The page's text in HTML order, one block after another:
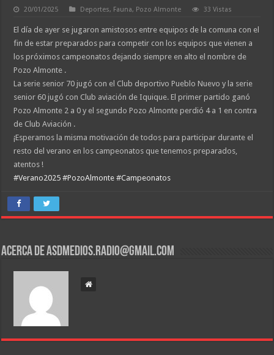
20/01/2025 Deportes, Fauna, Pozo Almonte 33 Vistas
El día de ayer se jugaron amistosos entre equipos de la comuna con el
fin de estar preparados para competir con los equipos que vienen a
los próximos campeonatos dejando siempre en alto el nombre de
Pozo Almonte .
La serie senior 70 jugó con el Club deportivo Pueblo Nuevo y la serie
senior 60 jugó con Club aviación de Iquique. El primer partido ganó
Pozo Almonte 2 a 0 y el segundo Pozo Almonte perdió 4 a 1 en contra
de Club Aviación .
¡Esperamos la misma motivación de todos para participar durante el
resto del verano en los campeonatos que tenemos preparados,
atentos !
#Verano2025 #PozoAlmonte #Campeonatos
Acerca de asdmedios.radio@gmail.com